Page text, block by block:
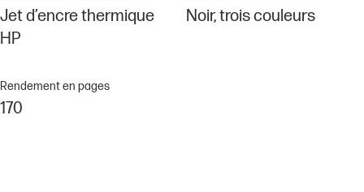
Jet d’encre thermique
HP
Noir, trois couleurs
Rendement en pages
170